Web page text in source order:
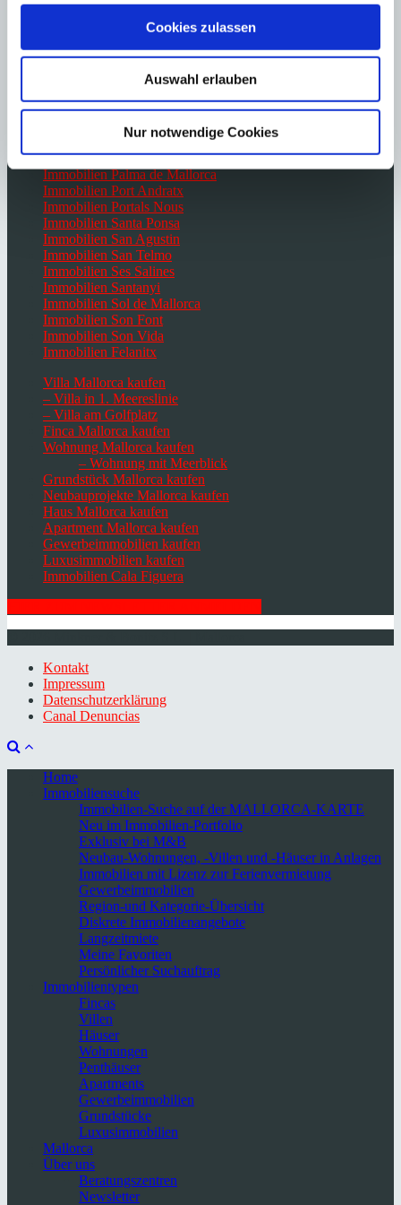
Cookies zulassen
Auswahl erlauben
Nur notwendige Cookies
Immobilien Costa d’en Blanes
Immobilien Costa de la Calma
Immobilien El Toro
Immobilien Es Capdella
Immobilien Portocolom
Immobilien Campos
Immobilien Paguera
Immobilien Palma de Mallorca
Immobilien Port Andratx
Immobilien Portals Nous
Immobilien Santa Ponsa
Immobilien San Agustin
Immobilien San Telmo
Immobilien Ses Salines
Immobilien Santanyi
Immobilien Sol de Mallorca
Immobilien Son Font
Immobilien Son Vida
Immobilien Felanitx
Villa Mallorca kaufen
– Villa in 1. Meereslinie
– Villa am Golfplatz
Finca Mallorca kaufen
Wohnung Mallorca kaufen
– Wohnung mit Meerblick
Grundstück Mallorca kaufen
Neubauprojekte Mallorca kaufen
Haus Mallorca kaufen
Apartment Mallorca kaufen
Gewerbeimmobilien kaufen
Luxusimmobilien kaufen
Immobilien Cala Figuera
Kontakt
Impressum
Datenschutzerklärung
Canal Denuncias
Home
Immobiliensuche
Immobilien-Suche auf der MALLORCA-KARTE
Neu im Immobilien-Portfolio
Exklusiv bei M&B
Neubau-Wohnungen, -Villen und -Häuser in Anlagen
Immobilien mit Lizenz zur Ferienvermietung
Gewerbeimmobilien
Region-und Kategorie-Übersicht
Diskrete Immobilienangebote
Langzeitmiete
Meine Favoriten
Persönlicher Suchauftrag
Immobilientypen
Fincas
Villen
Häuser
Wohnungen
Penthäuser
Apartments
Gewerbeimmobilien
Grundstücke
Luxusimmobilien
Mallorca
Über uns
Beratungszentren
Newsletter